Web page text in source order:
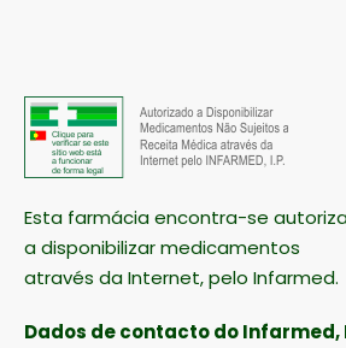
Esta farmácia encontra-se
a disponibilizar medicamentos
através da Internet, pelo Infarmed.
Dados de contacto do Infarmed,